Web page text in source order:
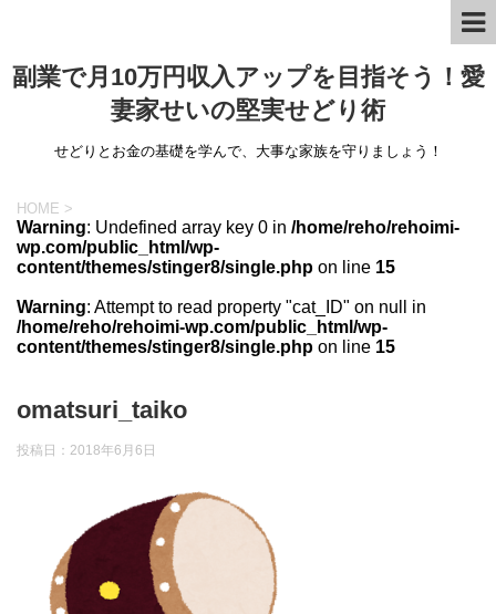
副業で月10万円収入アップを目指そう！愛
妻家せいの堅実せどり術
せどりとお金の基礎を学んで、大事な家族を守りましょう！
HOME >
Warning: Undefined array key 0 in /home/reho/rehoimi-
wp.com/public_html/wp-
content/themes/stinger8/single.php on line 15
Warning: Attempt to read property "cat_ID" on null in
/home/reho/rehoimi-wp.com/public_html/wp-
content/themes/stinger8/single.php on line 15
omatsuri_taiko
投稿日： 2018年6月6日